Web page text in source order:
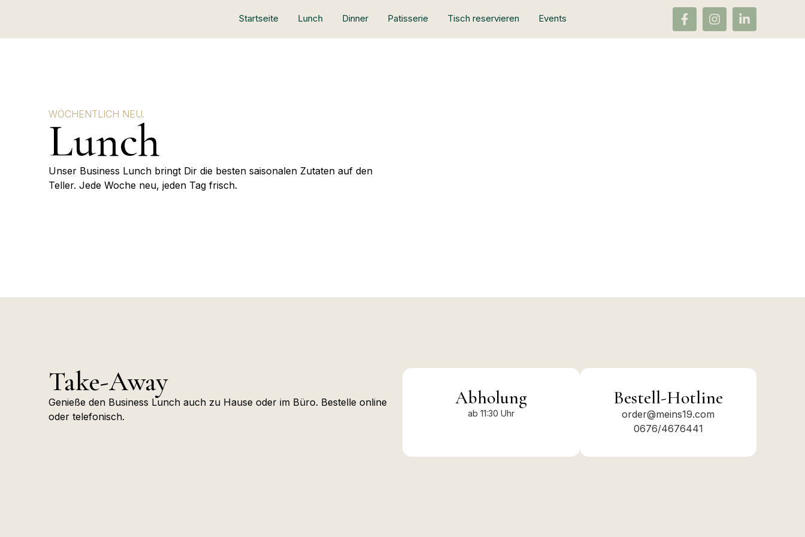
Startseite Lunch Dinner Patisserie Tisch reservieren Events
WÖCHENTLICH NEU.
Lunch
Unser Business Lunch bringt Dir die besten saisonalen Zutaten auf den
Teller. Jede Woche neu, jeden Tag frisch.
Take-Away
Genieße den Business Lunch auch zu Hause oder im Büro. Bestelle online
oder telefonisch.
Abholung
ab 11:30 Uhr
Bestell-Hotline
order@meins19.com
0676/4676441